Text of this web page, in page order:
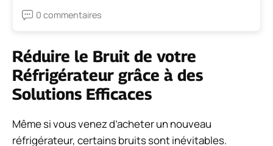
0 commentaires
Réduire le Bruit de votre
Réfrigérateur grâce à des
Solutions Efficaces
Même si vous venez d’acheter un nouveau
réfrigérateur, certains bruits sont inévitables.